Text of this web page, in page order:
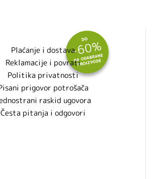
Plaćanje i dostava
Reklamacije i povrati
Politika privatnosti
prigovor potrošača
raskid ugovora
Česta pitanja i odgovori